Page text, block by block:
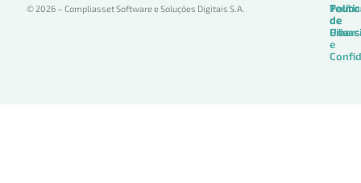
© 2026 – Compliasset Software e Soluções Digitais S.A.
de
Uso
de
de
e